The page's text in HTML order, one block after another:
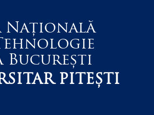
Națională
București
PITEȘTI